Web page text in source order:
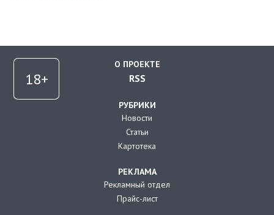
О ПРОЕКТЕ
RSS
РУБРИКИ
Новости
Статьи
Картотека
РЕКЛАМА
Рекламный отдел
Прайс-лист